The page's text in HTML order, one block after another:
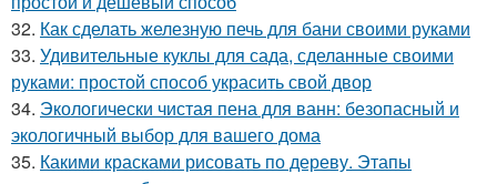
32. Как сделать железную печь для бани своими руками
33. Удивительные куклы для сада, сделанные своими
руками: простой способ украсить свой двор
34. Экологически чистая пена для ванн: безопасный и
экологичный выбор для вашего дома
35. Какими красками рисовать по дереву. Этапы